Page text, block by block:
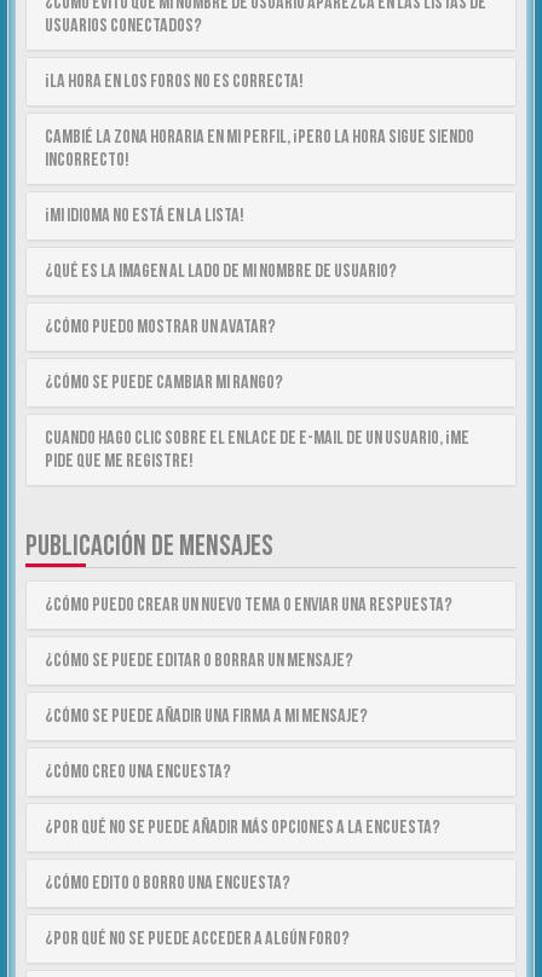
usuarios conectados?
¡La hora en los foros no es correcta!
Cambié la zona horaria en mi perfil, ¡pero la hora sigue siendo
incorrecto!
¡Mi idioma no está en la lista!
¿Qué es la imagen al lado de mi nombre de usuario?
¿Cómo puedo mostrar un avatar?
¿Cómo se puede cambiar mi rango?
Cuando hago clic sobre el enlace de e-mail de un usuario, ¡me
pide que me registre!
PUBLICACIÓN DE MENSAJES
¿Cómo puedo crear un nuevo tema o enviar una respuesta?
¿Cómo se puede editar o borrar un mensaje?
¿Cómo se puede añadir una firma a mi mensaje?
¿Cómo creo una encuesta?
¿Por qué no se puede añadir más opciones a la encuesta?
¿Cómo edito o borro una encuesta?
¿Por qué no se puede acceder a algún foro?